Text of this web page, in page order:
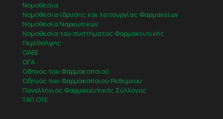
Νομοθεσία
Νομοθεσία ίδρυσης και λειτουργίας Φαρμακείων
Νομοθεσία Ναρκωτικών
Νομοθεσία του συστήματος Φαρμακευτικής
Περίθαλψης
ΟΑΕΕ
ΟΓΑ
Οδηγός του Φαρμακοποιού
Οδηγός του Φαρμακοποιού Ρεθύμνου
Πανελλήνιος Φαρμακευτικός Σύλλογος
ΤΑΠ ΟΤΕ